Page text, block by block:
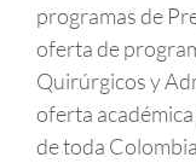
programas de
oferta de
Quirúrgicos y
oferta
de toda